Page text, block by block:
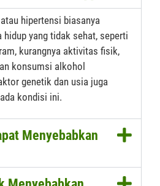
hipertensi biasanya
hidup yang tidak sehat, seperti
kurangnya aktivitas fisik,
konsumsi alkohol
genetik dan usia juga
kondisi ini.
Menyebabkan